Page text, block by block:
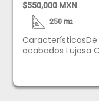
$550,000 MXN
250m2
acabados Lujosa
restaurante,
jacuzzi, canal de
House con billar
sauna, gym, pista